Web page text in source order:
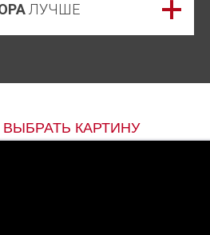
ЛУЧШЕ
ВЫБРАТЬ КАРТИНУ